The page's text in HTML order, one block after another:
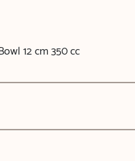
12 cm 350 cc